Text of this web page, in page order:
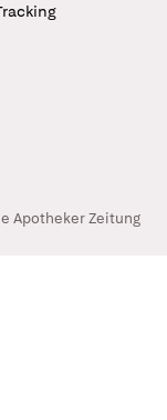
Apotheker Zeitung